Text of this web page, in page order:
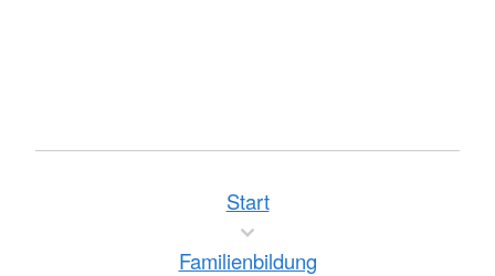
Start
Familienbildung